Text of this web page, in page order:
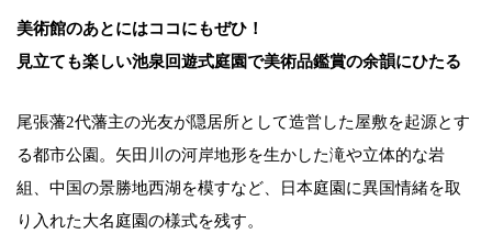
美術館のあとにはココにもぜひ！
見立ても楽しい池泉回遊式庭園で美術品鑑賞の余韻にひたる
尾張藩2代藩主の光友が隠居所として造営した屋敷を起源とす
る都市公園。矢田川の河岸地形を生かした滝や立体的な岩
組、中国の景勝地西湖を模すなど、日本庭園に異国情緒を取
り入れた大名庭園の様式を残す。